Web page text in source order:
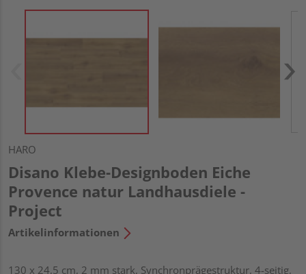
HARO
Disano Klebe-Designboden Eiche
Provence natur Landhausdiele -
Project
Artikelinformationen
130 x 24,5 cm, 2 mm stark, Synchronprägestruktur, 4-seitig,